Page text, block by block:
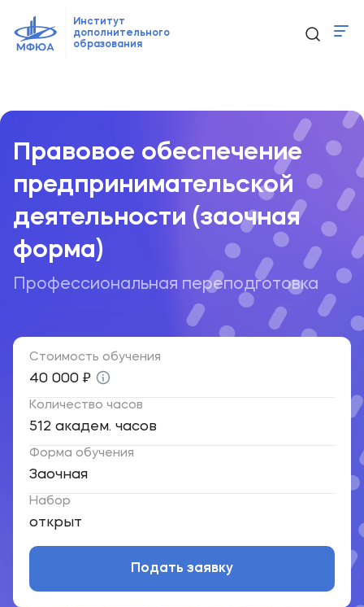
Институт
дополнительного
образования
Контакты
ido@mfua.ru
Выбрать программу
Правовое обеспечение
предпринимательской
деятельности (заочная
форма)
Профессиональная переподготовка
Стоимость обучения
40 000 ₽
Количество часов
512 академ. часов
Форма обучения
Заочная
Набор
открыт
Подать заявку